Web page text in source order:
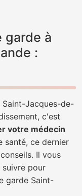
garde à
:
Saint-Jacques-de-
c'est
votre médecin
santé, ce dernier
Il vous
suivre pour
garde Saint-